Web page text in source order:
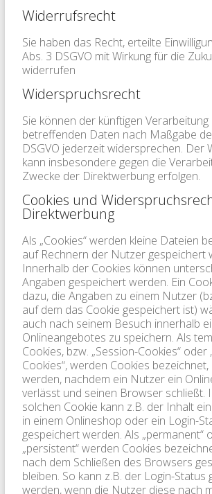
Widerrufsrecht
Sie haben das Recht, erteilte
Abs. 3 DSGVO mit Wirkung für die
widerrufen
Widerspruchsrecht
Sie können der künftigen Verarbeitung
betreffenden Daten nach Maßgabe
DSGVO jederzeit widersprechen. Der
kann insbesondere gegen die
Zwecke der Direktwerbung erfolgen.
Cookies und
Direktwerbung
Als „Cookies“ werden kleine Dateien
auf Rechnern der Nutzer gespeichert
Innerhalb der Cookies können
Angaben gespeichert werden. Ein
dazu, die Angaben zu einem Nutzer
auf dem das Cookie gespeichert ist)
auch nach seinem Besuch innerhalb
Onlineangebotes zu speichern. Als
Cookies, bzw. „Session-Cookies“ oder
Cookies“, werden Cookies
werden, nachdem ein Nutzer ein
verlässt und seinen Browser schließt.
solchen Cookie kann z.B. der Inhalt
in einem Onlineshop oder ein Login-
gespeichert werden. Als „permanent“
„persistent“ werden Cookies
nach dem Schließen des Browsers
bleiben. So kann z.B. der Login-Status
werden, wenn die Nutzer diese nach